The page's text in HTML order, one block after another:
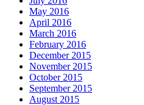
May 2016
April 2016
March 2016
February 2016
December 2015
November 2015
October 2015
September 2015
August 2015